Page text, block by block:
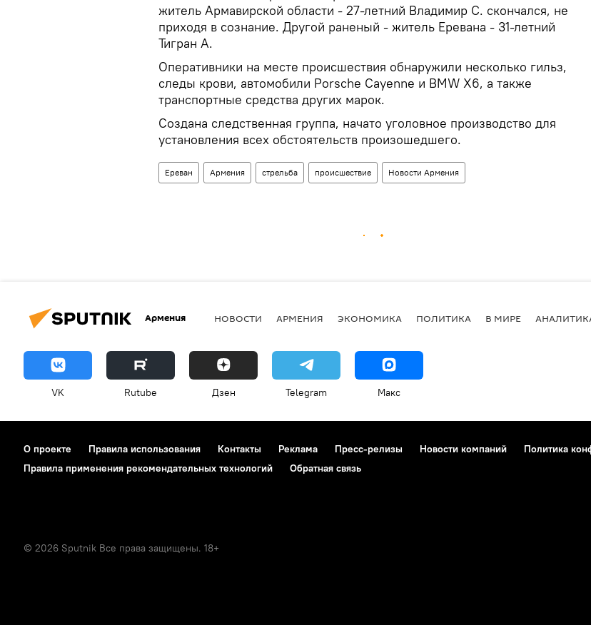
житель Армавирской области - 27-летний Владимир С. скончался, не
приходя в сознание. Другой раненый - житель Еревана - 31-летний
Тигран А.
Оперативники на месте происшествия обнаружили несколько гильз,
следы крови, автомобили Porsche Cayenne и BMW X6, а также
транспортные средства других марок.
Создана следственная группа, начато уголовное производство для
установления всех обстоятельств произошедшего.
Ереван Армения стрельба происшествие Новости Армения
Армения НОВОСТИ АРМЕНИЯ ЭКОНОМИКА ПОЛИТИКА В МИРЕ
VK Rutube Дзен Telegram Макс
О проекте Правила использования Контакты Реклама Пресс-релизы Новости компаний Политика
Правила применения рекомендательных технологий
Обратная связь
© 2026 Sputnik Все права защищены. 18+